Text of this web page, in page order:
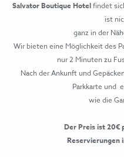
Salvator Boutique Hotelfindet
ist
ganz in der
Wir bieten eine Möglichkeit des
nur 2 Minuten zu
Nach der Ankunft und
Parkkarte und
wie die
Der Preis ist 20€
Reservierungen